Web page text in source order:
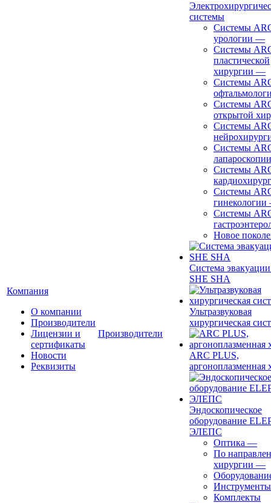
Компания
О компании
Производители
Лицензии и
сертификаты
Новости
Реквизиты
Производители
системы
Системы
урологии —
Системы
пластической
хирургии —
Системы
Системы
открытой
Системы
Системы
лапароскопии
Системы
Системы
гинекологии
Системы
Новое
Система
SHE SHA
Ультразвуковая
хирургическая
ARC PLUS,
аргоноплазменная
Эндоскопическое
оборудование
ЭЛЕПС
Оптика —
По
хирургии —
Инструменты
Комплекты